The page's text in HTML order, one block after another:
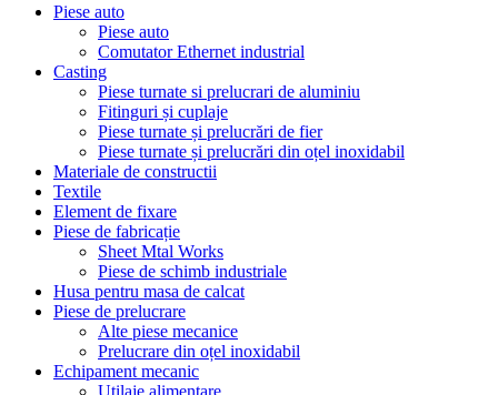
Piese auto
Piese auto
Comutator Ethernet industrial
Casting
Piese turnate si prelucrari de aluminiu
Fitinguri și cuplaje
Piese turnate și prelucrări de fier
Piese turnate și prelucrări din oțel inoxidabil
Materiale de constructii
Textile
Element de fixare
Piese de fabricație
Sheet Mtal Works
Piese de schimb industriale
Husa pentru masa de calcat
Piese de prelucrare
Alte piese mecanice
Prelucrare din oțel inoxidabil
Echipament mecanic
Utilaje alimentare